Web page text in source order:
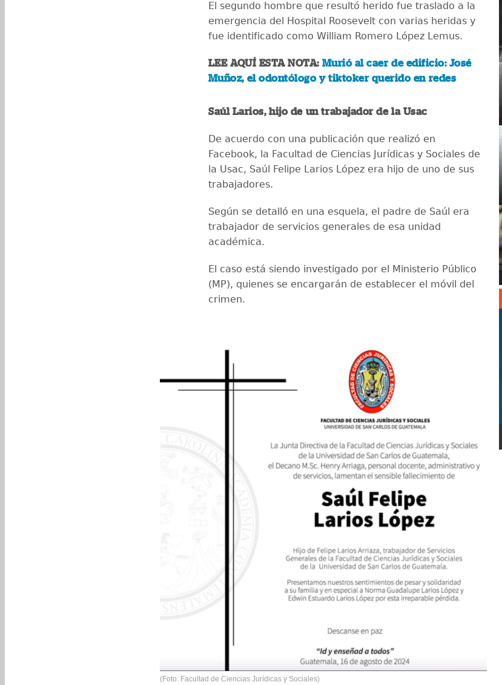
El segundo hombre que resultó herido fue traslado a la
emergencia del Hospital Roosevelt con varias heridas y
fue identificado como William Romero López Lemus.
LEE AQUÍ ESTA NOTA: Murió al caer de edificio: José
Muñoz, el odontólogo y tiktoker querido en redes
Saúl Larios, hijo de un trabajador de la Usac
De acuerdo con una publicación que realizó en
Facebook, la Facultad de Ciencias Jurídicas y Sociales de
la Usac, Saúl Felipe Larios López era hijo de uno de sus
trabajadores.
Según se detalló en una esquela, el padre de Saúl era
trabajador de servicios generales de esa unidad
académica.
El caso está siendo investigado por el Ministerio Público
(MP), quienes se encargarán de establecer el móvil del
crimen.
(Foto: Facultad de Ciencias Jurídicas y Sociales)